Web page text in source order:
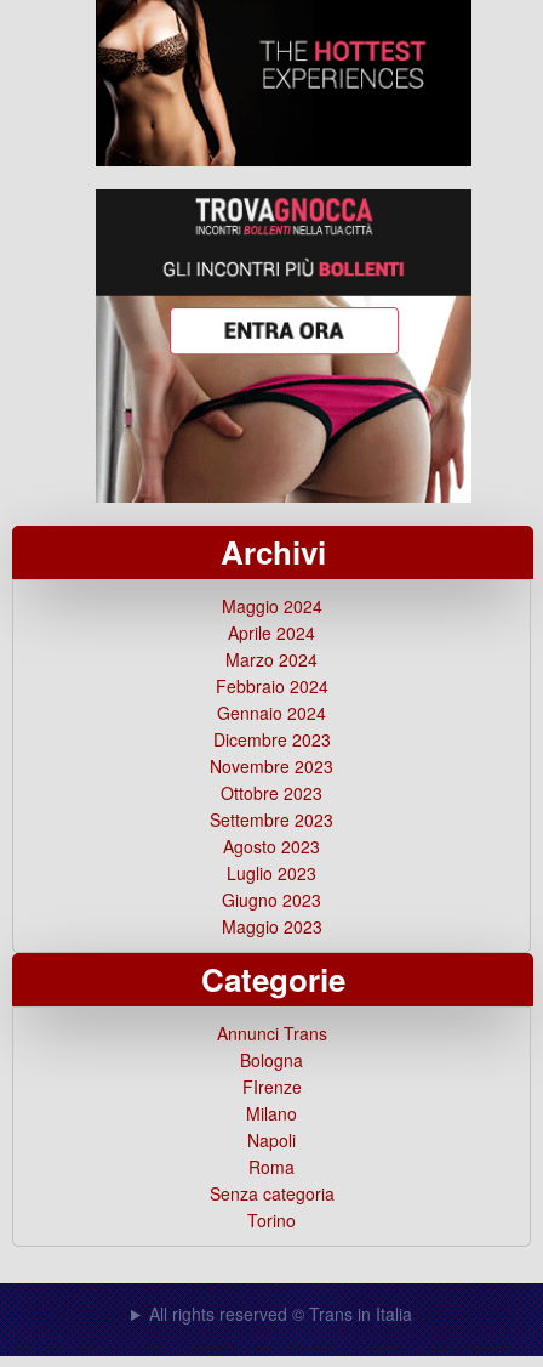
Archivi
Maggio 2024
Aprile 2024
Marzo 2024
Febbraio 2024
Gennaio 2024
Dicembre 2023
Novembre 2023
Ottobre 2023
Settembre 2023
Agosto 2023
Luglio 2023
Giugno 2023
Maggio 2023
Categorie
Annunci Trans
Bologna
FIrenze
Milano
Napoli
Roma
Senza categoria
Torino
All rights reserved © Trans in Italia